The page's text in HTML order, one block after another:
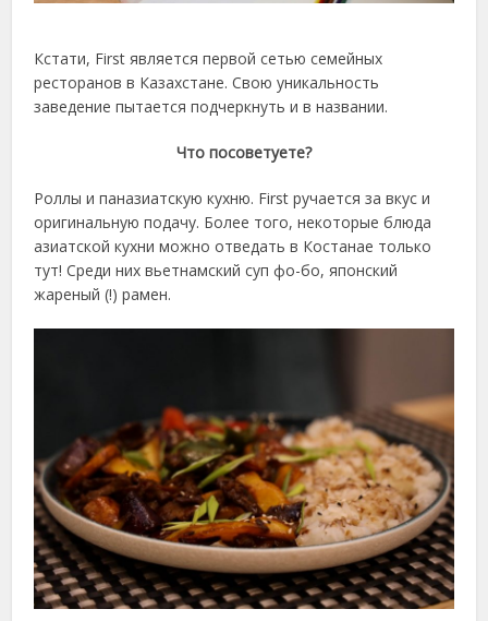
Кстати, First является первой сетью семейных
ресторанов в Казахстане. Свою уникальность
заведение пытается подчеркнуть и в названии.
Что посоветуете?
Роллы и паназиатскую кухню. First ручается за вкус и
оригинальную подачу. Более того, некоторые блюда
азиатской кухни можно отведать в Костанае только
тут! Среди них вьетнамский суп фо-бо, японский
жареный (!) рамен.